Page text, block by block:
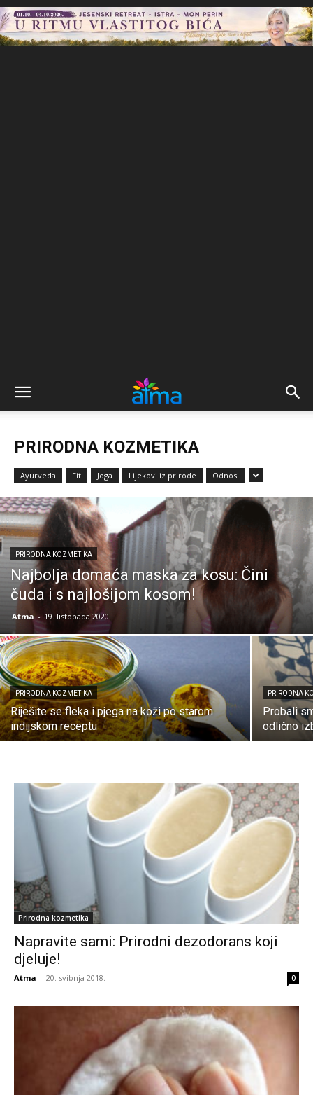
PRIRODNA KOZMETIKA
Ayurveda Fit Joga Lijekovi iz prirode Odnosi
PRIRODNA KOZMETIKA
Najbolja domaća maska za kosu: Čini
čuda i s najlošijom kosom!
Atma - 19. listopada 2020.
PRIRODNA KOZMETIKA
Riješite se fleka i pjega na koži po starom
indijskom receptu
PRIRODNA
Probali
odlično
Prirodna kozmetika
Napravite sami: Prirodni dezodorans koji
djeluje!
Atma - 20. svibnja 2018. 0